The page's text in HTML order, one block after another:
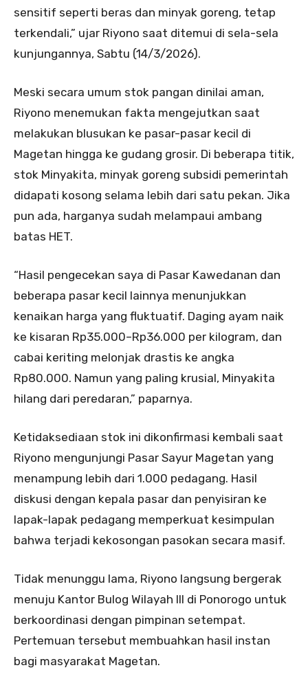
sensitif seperti beras dan minyak goreng, tetap
terkendali,” ujar Riyono saat ditemui di sela-sela
kunjungannya, Sabtu (14/3/2026).
Meski secara umum stok pangan dinilai aman,
Riyono menemukan fakta mengejutkan saat
melakukan blusukan ke pasar-pasar kecil di
Magetan hingga ke gudang grosir. Di beberapa titik,
stok Minyakita, minyak goreng subsidi pemerintah
didapati kosong selama lebih dari satu pekan. Jika
pun ada, harganya sudah melampaui ambang
batas HET.
“Hasil pengecekan saya di Pasar Kawedanan dan
beberapa pasar kecil lainnya menunjukkan
kenaikan harga yang fluktuatif. Daging ayam naik
ke kisaran Rp35.000–Rp36.000 per kilogram, dan
cabai keriting melonjak drastis ke angka
Rp80.000. Namun yang paling krusial, Minyakita
hilang dari peredaran,” paparnya.
Ketidaksediaan stok ini dikonfirmasi kembali saat
Riyono mengunjungi Pasar Sayur Magetan yang
menampung lebih dari 1.000 pedagang. Hasil
diskusi dengan kepala pasar dan penyisiran ke
lapak-lapak pedagang memperkuat kesimpulan
bahwa terjadi kekosongan pasokan secara masif.
Tidak menunggu lama, Riyono langsung bergerak
menuju Kantor Bulog Wilayah III di Ponorogo untuk
berkoordinasi dengan pimpinan setempat.
Pertemuan tersebut membuahkan hasil instan
bagi masyarakat Magetan.